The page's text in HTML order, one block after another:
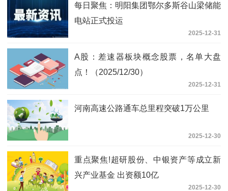
每日聚焦：明阳集团鄂尔多斯谷山梁储能
电站正式投运
2025-12-31
A股：差速器板块概念股票，名单大盘
点！（2025/12/30）
2025-12-31
河南高速公路通车总里程突破1万公里
2025-12-30
重点聚焦!超研股份、中银资产等成立新
兴产业基金 出资额10亿
2025-12-30